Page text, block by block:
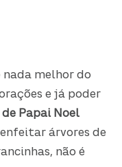
nada melhor do
e já poder
Papai Noel
árvores de
não é